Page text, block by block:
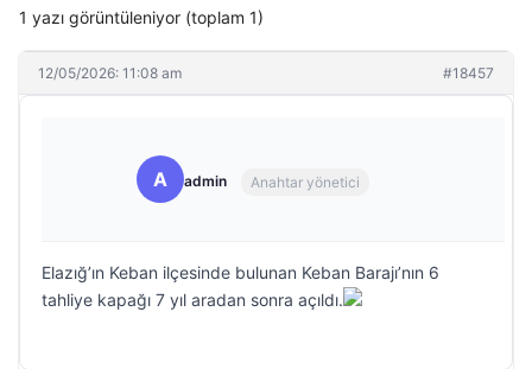
1 yazı görüntüleniyor (toplam 1)
12/05/2026: 11:08 am #18457
A admin Anahtar yönetici
Elazığ’ın Keban ilçesinde bulunan Keban Barajı’nın 6
tahliye kapağı 7 yıl aradan sonra açıldı.